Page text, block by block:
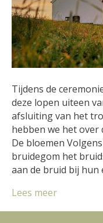
Tijdens de
deze lopen uiteen
afsluiting van het
hebben we het over
De bloemen
bruidegom het
aan de bruid bij
Lees meer